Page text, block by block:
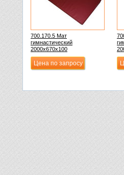
700.170.5 Мат
гимнастический
2000х670х100
Цена по запросу